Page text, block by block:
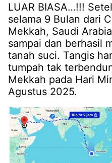
LUAR BIASA…!!!
selama 9 Bulan dari
Mekkah, Saudi
sampai dan berhasil
tanah suci. Tangis
tumpah tak
Mekkah pada Hari
Agustus 2025.